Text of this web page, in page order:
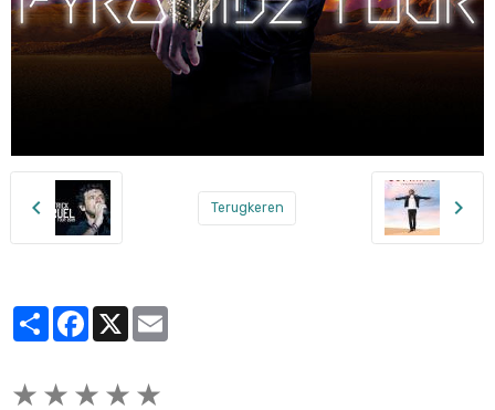
Terugkeren
PartagerFacebook
★ ★ ★ ★ ★